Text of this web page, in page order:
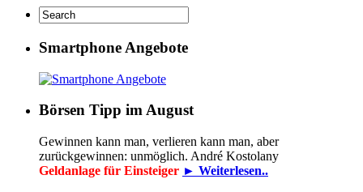
Smartphone Angebote
Börsen Tipp im August
Gewinnen kann man, verlieren kann man, aber
zurückgewinnen: unmöglich. André Kostolany
Geldanlage für Einsteiger ► Weiterlesen..